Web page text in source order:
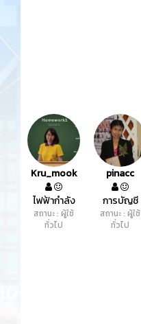
Kru_mook
ไฟฟ้ากำลัง
สถานะ : ผู้ใช้
ทั่วไป
pinacc
การบัญชี
สถานะ : ผู้ใช้
ทั่วไป